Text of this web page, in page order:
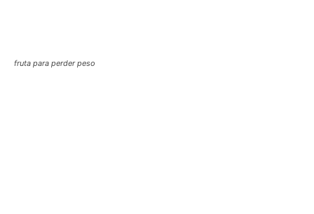
fruta para perder peso